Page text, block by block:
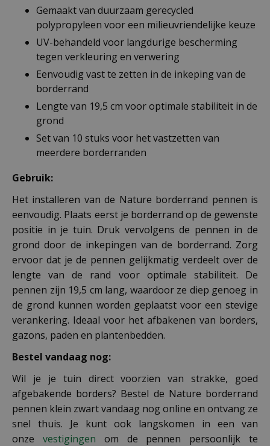
Gemaakt van duurzaam gerecycled
polypropyleen voor een milieuvriendelijke keuze
UV-behandeld voor langdurige bescherming
tegen verkleuring en verwering
Eenvoudig vast te zetten in de inkeping van de
borderrand
Lengte van 19,5 cm voor optimale stabiliteit in de
grond
Set van 10 stuks voor het vastzetten van
meerdere borderranden
Gebruik:
Het installeren van de Nature borderrand pennen is
eenvoudig. Plaats eerst je borderrand op de gewenste
positie in je tuin. Druk vervolgens de pennen in de
grond door de inkepingen van de borderrand. Zorg
ervoor dat je de pennen gelijkmatig verdeelt over de
lengte van de rand voor optimale stabiliteit. De
pennen zijn 19,5 cm lang, waardoor ze diep genoeg in
de grond kunnen worden geplaatst voor een stevige
verankering. Ideaal voor het afbakenen van borders,
gazons, paden en plantenbedden.
Bestel vandaag nog:
Wil je je tuin direct voorzien van strakke, goed
afgebakende borders? Bestel de Nature borderrand
pennen klein zwart vandaag nog online en ontvang ze
snel thuis. Je kunt ook langskomen in een van
onze vestigingen om de pennen persoonlijk te